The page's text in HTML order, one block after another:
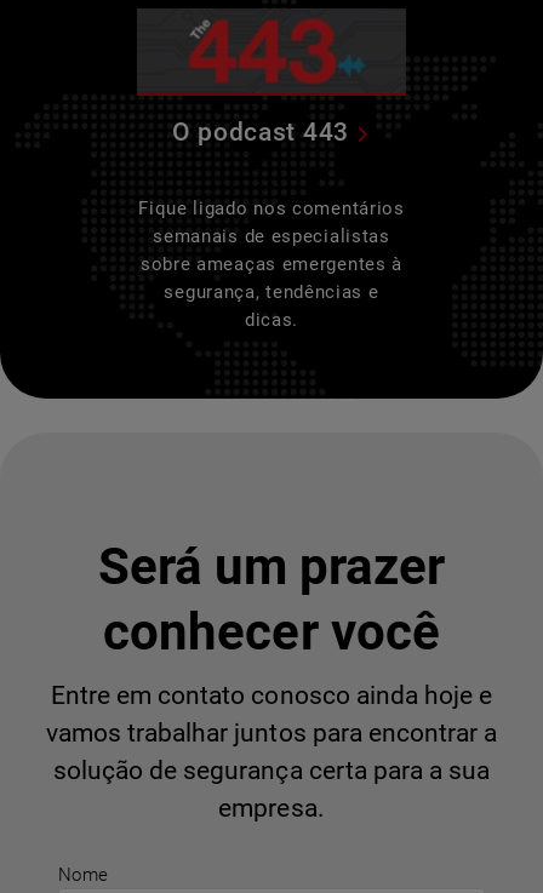
O podcast 443
Fique ligado nos comentários
semanais de especialistas
sobre ameaças emergentes à
segurança, tendências e
dicas.
Nome
Será um prazer
conhecer você
Entre em contato conosco ainda hoje e
vamos trabalhar juntos para encontrar a
solução de segurança certa para a sua
empresa.